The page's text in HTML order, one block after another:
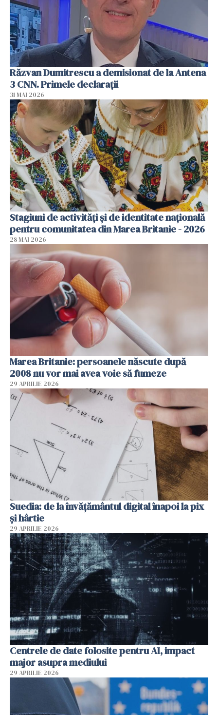
Răzvan Dumitrescu a demisionat de la Antena
3 CNN. Primele declarații
31 MAI 2026
Stagiuni de activități și de identitate națională
pentru comunitatea din Marea Britanie - 2026
28 MAI 2026
Marea Britanie: persoanele născute după
2008 nu vor mai avea voie să fumeze
29 APRILIE 2026
Suedia: de la învățământul digital înapoi la pix
și hârtie
29 APRILIE 2026
Centrele de date folosite pentru AI, impact
major asupra mediului
29 APRILIE 2026